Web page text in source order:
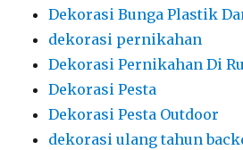
Dekorasi Bunga Plastik
dekorasi pernikahan
Dekorasi Pernikahan Di
Dekorasi Pesta
Dekorasi Pesta Outdoor
dekorasi ulang tahun